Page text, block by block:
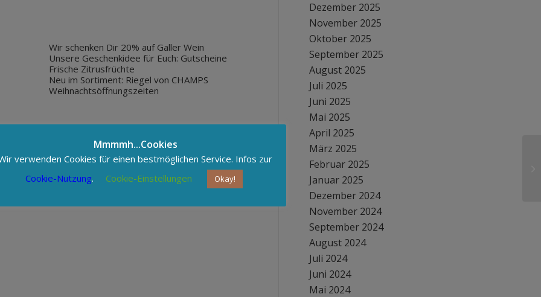
Wir schenken Dir 20% auf Galler Wein
Unsere Geschenkidee für Euch: Gutscheine
Frische Zitrusfrüchte
Neu im Sortiment: Riegel von CHAMPS
Weihnachtsöffnungszeiten
als PDF runterladen
Dezember 2025
November 2025
Oktober 2025
September 2025
August 2025
Juli 2025
Juni 2025
Mai 2025
April 2025
März 2025
Februar 2025
Januar 2025
Dezember 2024
November 2024
September 2024
August 2024
Juli 2024
Juni 2024
Mai 2024
Mmmmh...Cookies
verwenden Cookies für einen bestmöglichen Service. Infos zur
Cookie-Nutzung. Cookie-Einstellungen Okay!